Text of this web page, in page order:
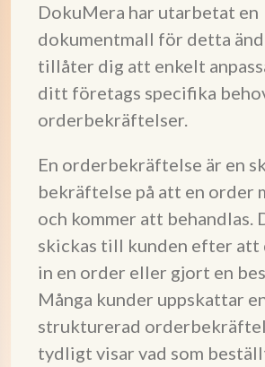
DokuMera har utarbetat en
dokumentmall för detta
tillåter dig att enkelt
ditt företags specifika
orderbekräftelser.
En orderbekräftelse är en
bekräftelse på att en order
och kommer att behandlas.
skickas till kunden efter att
in en order eller gjort en
Många kunder uppskattar
strukturerad
tydligt visar vad som